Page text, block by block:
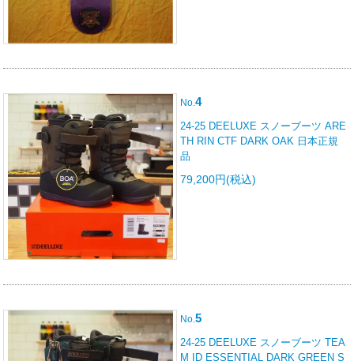
No.4
24-25 DEELUXE スノーブーツ ARE
TH RIN CTF DARK OAK 日本正規
品
79,200円(税込)
No.5
24-25 DEELUXE スノーブーツ TEA
M ID ESSENTIAL DARK GREEN S